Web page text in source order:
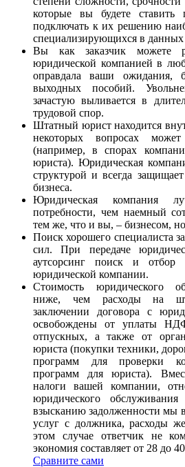
которые вы будете
подключать к их решению
специализирующихся в данных
Вы как заказчик можете
юридической компанией в
оправдала ваши ожидания,
выходных пособий.
зачастую выливается в
трудовой спор.
Штатный юрист находится
некоторых вопросах
(например, в спорах
юриста). Юридическая
структурой и всегда
бизнеса.
Юридическая компания
потребности, чем наемный
тем же, что и вы, – бизнесом,
Поиск хорошего специалиста
сил. При передаче
аутсорсинг поиск и отбор
юридической компании.
Стоимость юридического
ниже, чем расходы на
заключении договора с
освобождены от уплаты
отпускных, а также от
юриста (покупки техники,
программ для проверки
программ для юриста).
налоги вашей компании,
юридического
взысканию задолженности мы
услуг с должника, расходы
этом случае ответчик не
экономия составляет от 28 до
Сравните сами